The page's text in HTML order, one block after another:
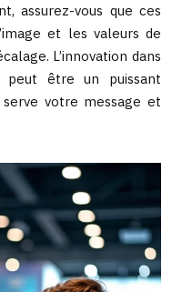
assurez-vous que ces
et les valeurs de
L’innovation dans
peut être un puissant
votre message et